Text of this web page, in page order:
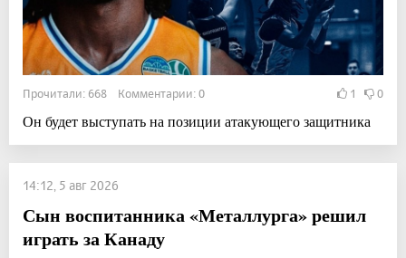
Прочитали: 668 Комментарии: 0 1 0
Он будет выступать на позиции атакующего защитника
14:12, 5 авг 2026
Сын воспитанника «Металлурга» решил
играть за Канаду